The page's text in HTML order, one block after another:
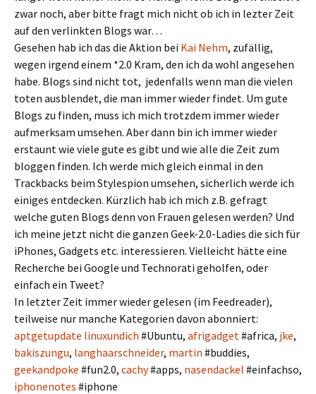
zwar noch, aber bitte fragt mich nicht ob ich in lezter Zeit
auf den verlinkten Blogs war…
Gesehen hab ich das die Aktion bei Kai Nehm, zufällig,
wegen irgend einem *2.0 Kram, den ich da wohl angesehen
habe. Blogs sind nicht tot, jedenfalls wenn man die vielen
toten ausblendet, die man immer wieder findet. Um gute
Blogs zu finden, muss ich mich trotzdem immer wieder
aufmerksam umsehen. Aber dann bin ich immer wieder
erstaunt wie viele gute es gibt und wie alle die Zeit zum
bloggen finden. Ich werde mich gleich einmal in den
Trackbacks beim Stylespion umsehen, sicherlich werde ich
einiges entdecken. Kürzlich hab ich mich z.B. gefragt
welche guten Blogs denn von Frauen gelesen werden? Und
ich meine jetzt nicht die ganzen Geek-2.0-Ladies die sich für
iPhones, Gadgets etc. interessieren. Vielleicht hätte eine
Recherche bei Google und Technorati geholfen, oder
einfach ein Tweet?
In letzter Zeit immer wieder gelesen (im Feedreader),
teilweise nur manche Kategorien davon abonniert:
aptgetupdate linuxundich #Ubuntu, afrigadget#africa, jke,
bakiszungu, langhaarschneider, martin #buddies,
geekandpoke #fun2.0, cachy#apps, nasendackel #einfachso,
iphonenotes #iphone